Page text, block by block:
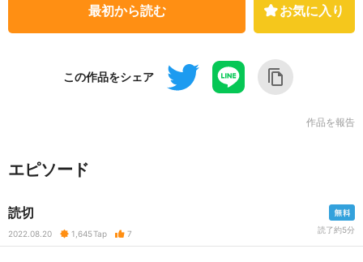
最初から読む お気に入り
この作品をシェア
作品を報告
エピソード
読切
2022.08.20 1,645Tap 7 読了約5分